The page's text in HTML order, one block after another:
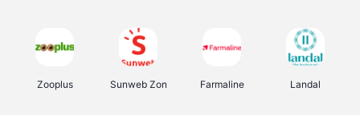
Zooplus Sunweb Zon Farmaline Landal